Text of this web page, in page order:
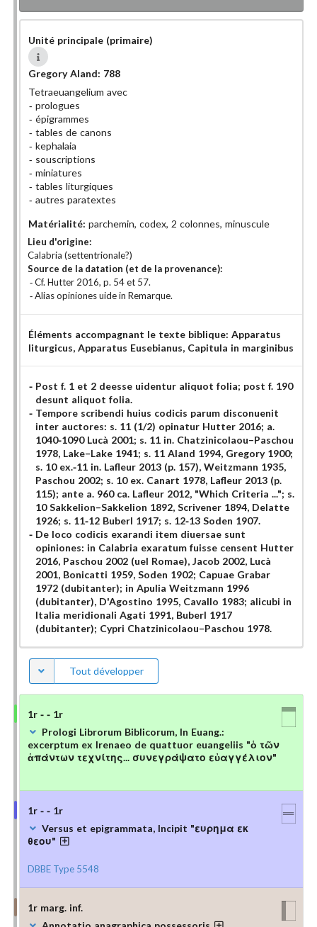
Unité principale (primaire)
Gregory Aland: 788
Tetraeuangelium avec
prologues
épigrammes
tables de canons
kephalaia
souscriptions
miniatures
tables liturgiques
autres paratextes
Matérialité: parchemin, codex, 2 colonnes, minuscule
Lieu d'origine:
Calabria (settentrionale?)
Source de la datation (et de la provenance):
Cf. Hutter 2016, p. 54 et 57.
Alias opiniones uide in Remarque.
Éléments accompagnant le texte biblique: Apparatus
liturgicus, Apparatus Eusebianus, Capitula in marginibus
Post f. 1 et 2 deesse uidentur aliquot folia; post f. 190
desunt aliquot folia.
Tempore scribendi huius codicis parum disconuenit
inter auctores: s. 11 (1/2) opinatur Hutter 2016; a.
1040-1090 Lucà 2001; s. 11 in. Chatzinicolaou–Paschou
1978, Lake–Lake 1941; s. 11 Aland 1994, Gregory 1900;
s. 10 ex.-11 in. Lafleur 2013 (p. 157), Weitzmann 1935,
Paschou 2002; s. 10 ex. Canart 1978, Lafleur 2013 (p.
115); ante a. 960 ca. Lafleur 2012, "Which Criteria ..."; s.
10 Sakkelion–Sakkelion 1892, Scrivener 1894, Delatte
1926; s. 11-12 Buberl 1917; s. 12-13 Soden 1907.
De loco codicis exarandi item diuersae sunt
opiniones: in Calabria exaratum fuisse censent Hutter
2016, Paschou 2002 (uel Romae), Jacob 2002, Lucà
2001, Bonicatti 1959, Soden 1902; Capuae Grabar
1972 (dubitanter); in Apulia Weitzmann 1996
(dubitanter), D'Agostino 1995, Cavallo 1983; alicubi in
Italia meridionali Agati 1991, Buberl 1917
(dubitanter); Cypri Chatzinicolaou–Paschou 1978.
Tout développer
1r - - 1r
Prologi Librorum Biblicorum, In Euang.:
excerptum ex Irenaeo de quattuor euangeliis "ὁ τῶν
ἁπάντων τεχνίτης... συνεγράψατο εὐαγγέλιον"
1r - - 1r
Versus et epigrammata, Incipit "ευρημα εκ
θεου"
DBBE Type 5548
1r marg. inf.